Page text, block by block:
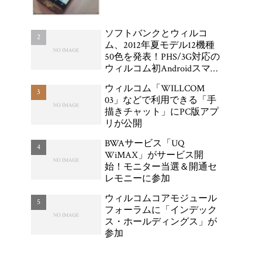
ソフトバンクとウィルコ
ム、2012年夏モデル12機種
50色を発表！PHS/3G対応の
ウィルコム初Androidスマー
WX04K」が登場
ウィルコム「WILLCOM
03」などで利用できる「手
描きチャット」にPC版アプ
リが公開
BWAサービス「UQ
WiMAX」がサービス開
始！モニター当選＆開通セ
レモニーに参加
ウィルコムコアモジュール
フォーラムに「インデック
ス・ホールディングス」が
参加